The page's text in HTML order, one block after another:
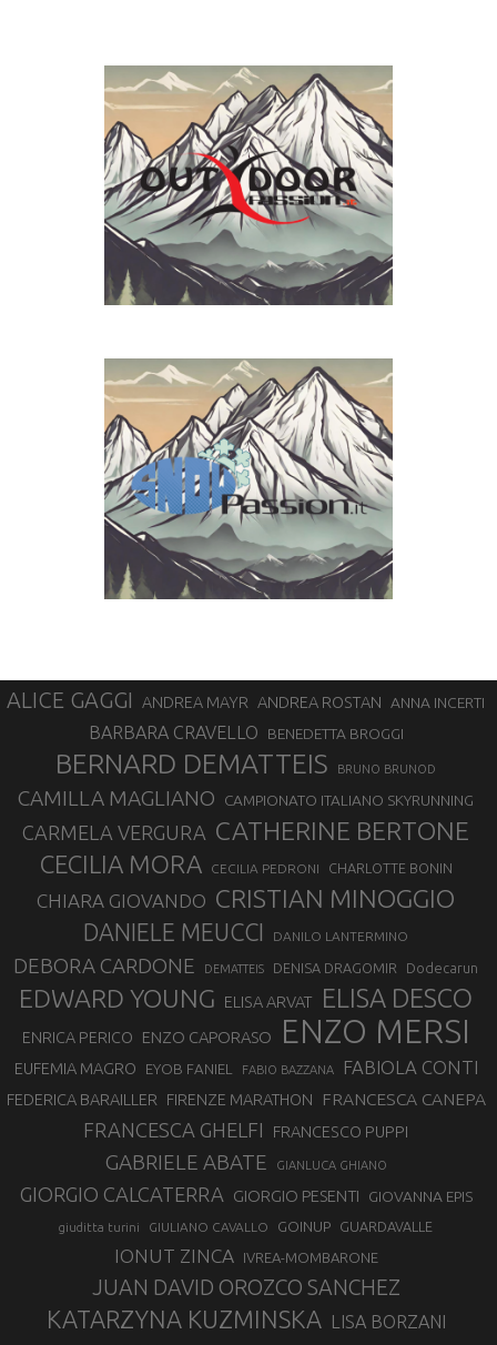
ALICE GAGGI ANDREA MAYR ANDREA ROSTAN ANNA INCERTI
BARBARA CRAVELLO BENEDETTA BROGGI
BERNARD DEMATTEIS BRUNO BRUNOD
CAMILLA MAGLIANO CAMPIONATO ITALIANO SKYRUNNING
CARMELA VERGURA CATHERINE BERTONE
CECILIA MORA CECILIA PEDRONI CHARLOTTE BONIN
CHIARA GIOVANDO CRISTIAN MINOGGIO
DANIELE MEUCCI DANILO LANTERMINO
DEBORA CARDONE DEMATTEIS DENISA DRAGOMIR Dodecarun
EDWARD YOUNG ELISA ARVAT ELISA DESCO
ENRICA PERICO ENZO CAPORASO ENZO MERSI
EUFEMIA MAGRO EYOB FANIEL FABIO BAZZANA FABIOLA CONTI
FEDERICA BARAILLER FIRENZE MARATHON FRANCESCA CANEPA
FRANCESCA GHELFI FRANCESCO PUPPI
GABRIELE ABATE GIANLUCA GHIANO
GIORGIO CALCATERRA GIORGIO PESENTI GIOVANNA EPIS
giuditta turini GIULIANO CAVALLO GOINUP GUARDAVALLE
IONUT ZINCA IVREA-MOMBARONE
JUAN DAVID OROZCO SANCHEZ
KATARZYNA KUZMINSKA LISA BORZANI